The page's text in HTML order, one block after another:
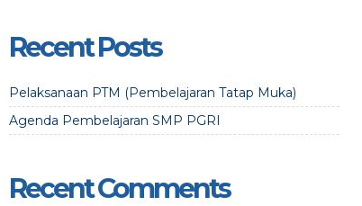
Recent Posts
Pelaksanaan PTM (Pembelajaran Tatap Muka)
Agenda Pembelajaran SMP PGRI
Recent Comments